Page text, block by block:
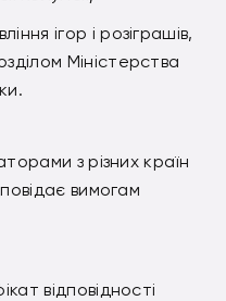
ігор і розіграшів,
Міністерства
з різних країн
вимогам
відповідності